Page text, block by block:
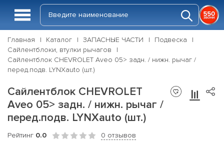
Главная Каталог ЗАПАСНЫЕ ЧАСТИ
Подвеска
Сайлентблоки, втулки рычагов
Сайлентблок CHEVROLET Aveo 05> задн. / нижн. рычаг /
перед.подв. LYNXauto (шт.)
Сайлентблок CHEVROLET
Aveo 05> задн. / нижн. рычаг /
перед.подв. LYNXauto (шт.)
Рейтинг 0.0 0 отзывов